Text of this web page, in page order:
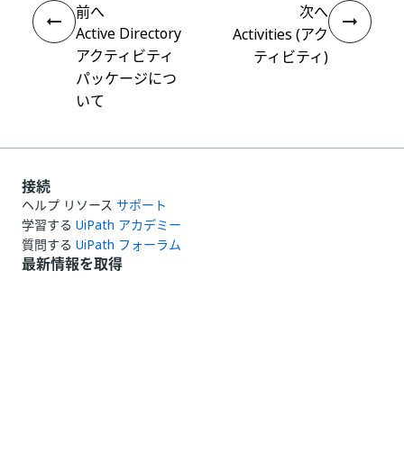
前へ
Active Directory
アクティビティ
パッケージにつ
いて
次へ
Activities (アク
ティビティ)
接続
ヘルプ リソース サポート
学習する UiPath アカデミー
質問する UiPath フォーラム
最新情報を取得